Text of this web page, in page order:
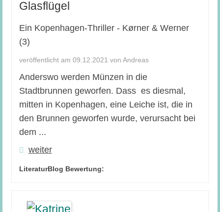
Glasflügel
Ein Kopenhagen-Thriller - Kørner & Werner
(3)
veröffentlicht am 09.12.2021 von Andreas
Anderswo werden Münzen in die
Stadtbrunnen geworfen. Dass es diesmal,
mitten in Kopenhagen, eine Leiche ist, die in
den Brunnen geworfen wurde, verursacht bei
dem ...
weiter
LiteraturBlog Bewertung: